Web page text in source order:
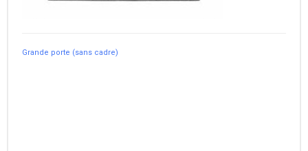
Grande porte (sans cadre)